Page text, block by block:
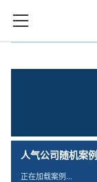
人气公司随机案例
正在加载案例…